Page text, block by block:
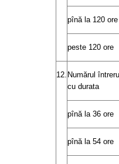
pînă la 120 ore
peste 120 ore
12. Numărul
cu durata
pînă la 36 ore
pînă la 54 ore